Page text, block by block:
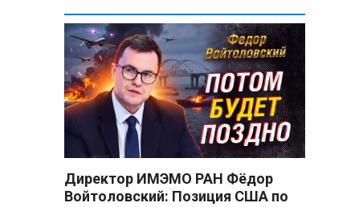
Директор ИМЭМО РАН Фёдор
Войтоловский: Позиция США по